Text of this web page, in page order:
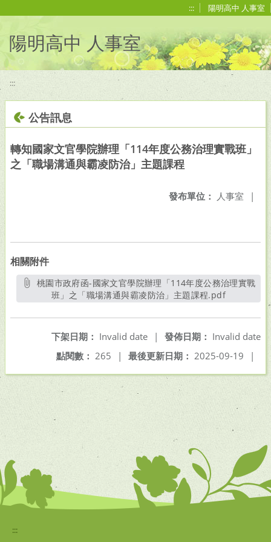
::: 陽明高中 人事室
陽明高中 人事室
:::
公告訊息
轉知國家文官學院辦理「114年度公務治理實戰班」
之「職場溝通與霸凌防治」主題課程
發布單位： 人事室 |
相關附件
班」之「職場溝通與霸凌防治」主題課程.pdf另開新視窗
發佈日期： Invalid date
下架日期： Invalid date
|
最後更新日期： 2025-09-19 |
點閱數： 265 |
:::